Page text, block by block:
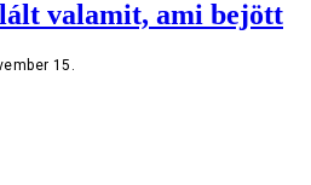
valamit, ami bejött
15.